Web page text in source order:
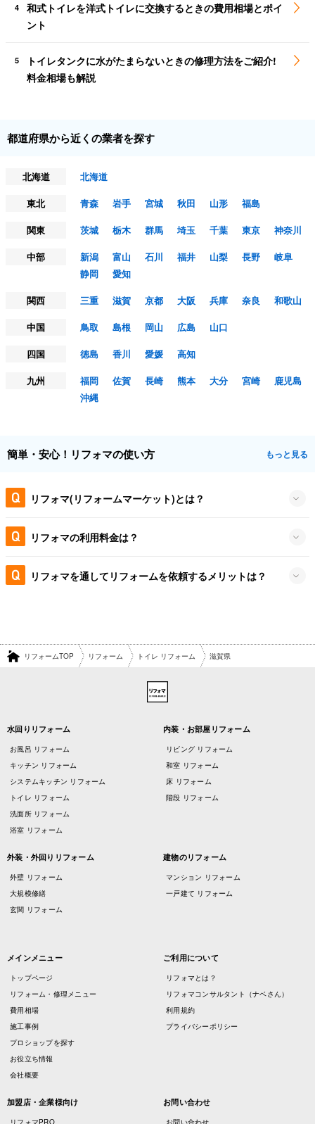
4
和式トイレを洋式トイレに交換するときの費用相場とポイ
ント
5
トイレタンクに水がたまらないときの修理方法をご紹介!
料金相場も解説
都道府県から近くの業者を探す
北海道
北海道
東北
青森 岩手 宮城 秋田 山形
福島
関東
茨城 栃木 群馬 埼玉 千葉 東京
神奈川
中部
新潟 富山 石川 福井 山梨 長野
岐阜
静岡
愛知
関西
三重 滋賀 京都 大阪 兵庫 奈良
和歌山
中国
鳥取 島根 岡山 広島
山口
四国
徳島 香川 愛媛
高知
九州
福岡 佐賀 長崎 熊本 大分 宮崎
鹿児島
沖縄
簡単・安心！リフォマの使い方 もっと見る
リフォマ(リフォームマーケット)とは？
リフォマの利用料金は？
リフォマを通してリフォームを依頼するメリットは？
リフォームTOP リフォーム トイレ リフォーム 滋賀県
水回りリフォーム
お風呂 リフォーム
キッチン リフォーム
システムキッチン リフォーム
トイレ リフォーム
洗面所 リフォーム
浴室 リフォーム
内装・お部屋リフォーム
リビング リフォーム
和室 リフォーム
床 リフォーム
階段 リフォーム
外装・外回りリフォーム
外壁 リフォーム
大規模修繕
玄関 リフォーム
建物のリフォーム
マンション リフォーム
一戸建て リフォーム
メインメニュー
トップページ
リフォーム・修理メニュー
費用相場
施工事例
プロショップを探す
お役立ち情報
会社概要
ご利用について
リフォマとは？
リフォマコンサルタント（ナベさん）
利用規約
プライバシーポリシー
加盟店・企業様向け お問い合わせ